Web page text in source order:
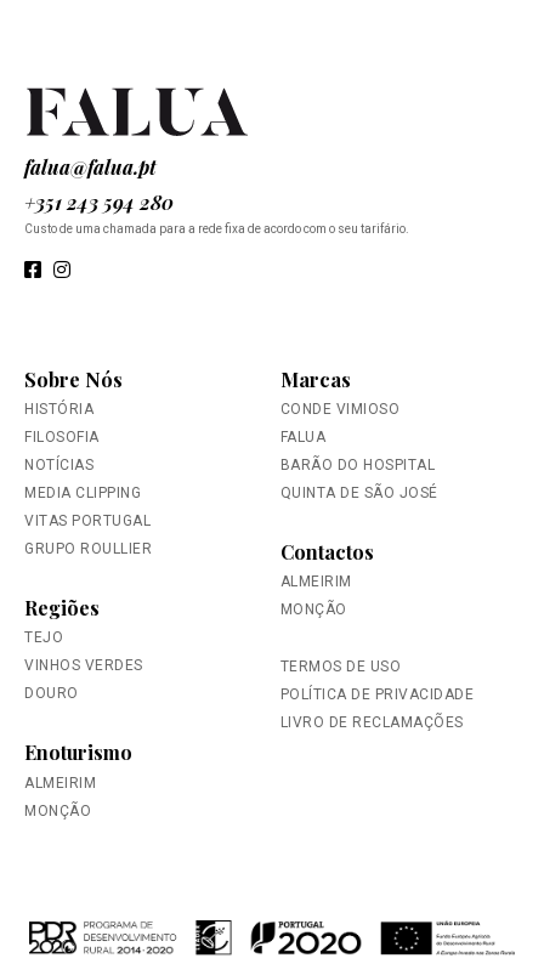
falua@falua.pt
+351 243 594 280
Custo de uma chamada para a rede fixa de acordo com o seu tarifário.
Sobre Nós
HISTÓRIA
FILOSOFIA
NOTÍCIAS
MEDIA CLIPPING
VITAS PORTUGAL
GRUPO ROULLIER
Regiões
TEJO
VINHOS VERDES
DOURO
Enoturismo
ALMEIRIM
MONÇÃO
Marcas
CONDE VIMIOSO
FALUA
BARÃO DO HOSPITAL
QUINTA DE SÃO JOSÉ
Contactos
ALMEIRIM
MONÇÃO
TERMOS DE USO
POLÍTICA DE PRIVACIDADE
LIVRO DE RECLAMAÇÕES